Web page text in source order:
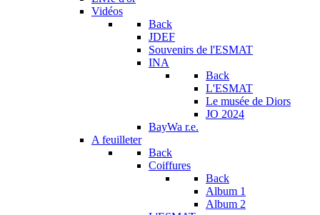
Vidéos
Back
JDEF
Souvenirs de l'ESMAT
INA
Back
L'ESMAT
Le musée de Diors
JO 2024
BayWa r.e.
A feuilleter
Back
Coiffures
Back
Album 1
Album 2